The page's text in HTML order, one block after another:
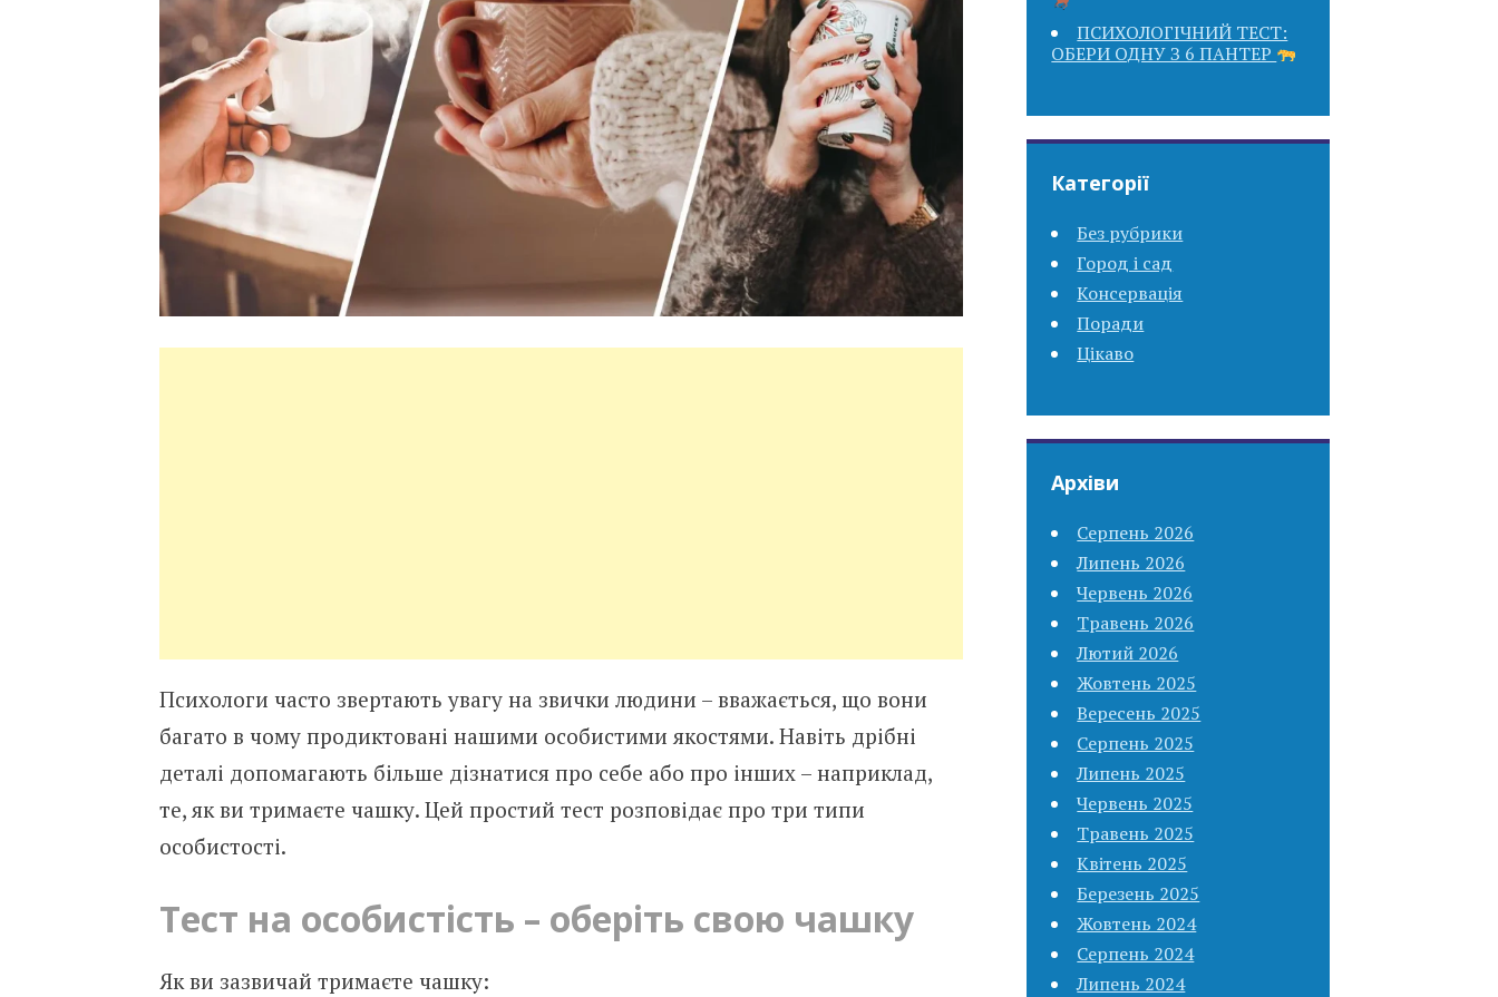
Психологи часто звертають увагу на звички людини – вважається, що вони
багато в чому продиктовані нашими особистими якостями. Навіть дрібні
деталі допомагають більше дізнатися про себе або про інших – наприклад,
те, як ви тримаєте чашку. Цей простий тест розповідає про три типи
особистості.
Тест на особистість – оберіть свою чашку
Як ви зазвичай тримаєте чашку:
ПСИХОЛОГІЧНИЙ ТЕСТ:
ОБЕРИ ОДНУ З 6 ПАНТЕР
Категорії
Без рубрики
Город і сад
Консервація
Поради
Цікаво
Архіви
Серпень 2026
Липень 2026
Червень 2026
Травень 2026
Лютий 2026
Жовтень 2025
Вересень 2025
Серпень 2025
Липень 2025
Червень 2025
Травень 2025
Квітень 2025
Березень 2025
Жовтень 2024
Серпень 2024
Липень 2024